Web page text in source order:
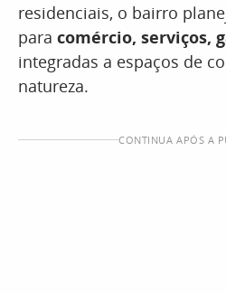
residenciais, o bairro
para comércio, serviços,
integradas a espaços de
natureza.
CONTINUA APÓS A